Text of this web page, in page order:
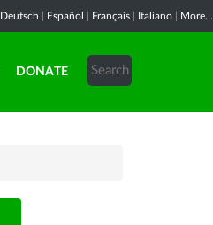
Deutsch Español Français Italiano More...
DONATE